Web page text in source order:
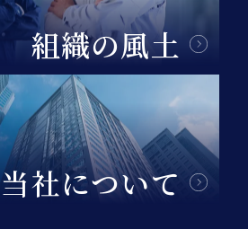
組織の風土
当社について